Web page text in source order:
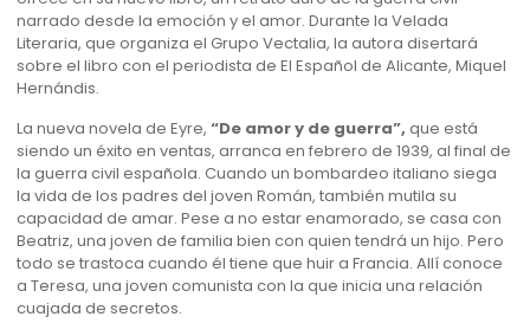
narrado desde la emoción y el amor. Durante la Velada
Literaria, que organiza el Grupo Vectalia, la autora disertará
sobre el libro con el periodista de El Español de Alicante, Miquel
Hernándis.
La nueva novela de Eyre,“De amor y de guerra”,que está
siendo un éxito en ventas, arranca en febrero de 1939, al final de
la guerra civil española. Cuando un bombardeo italiano siega
la vida de los padres del joven Román, también mutila su
capacidad de amar. Pese a no estar enamorado, se casa con
Beatriz, una joven de familia bien con quien tendrá un hijo. Pero
todo se trastoca cuando él tiene que huir a Francia. Allí conoce
a Teresa, una joven comunista con la que inicia una relación
cuajada de secretos.